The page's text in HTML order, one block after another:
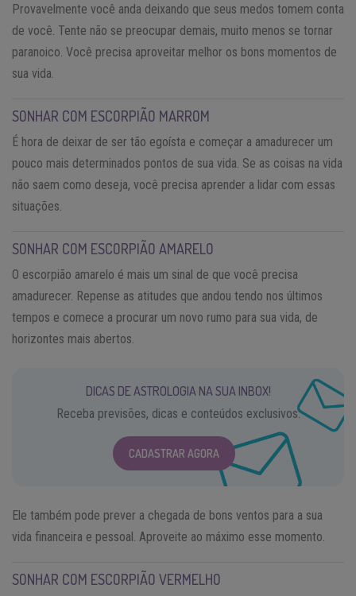
Provavelmente você anda deixando que seus medos tomem conta
de você. Tente não se preocupar demais, muito menos se tornar
paranoico. Você precisa aproveitar melhor os bons momentos de
sua vida.
SONHAR COM ESCORPIÃO MARROM
É hora de deixar de ser tão egoísta e começar a amadurecer um
pouco mais determinados pontos de sua vida. Se as coisas na vida
não saem como deseja, você precisa aprender a lidar com essas
situações.
SONHAR COM ESCORPIÃO AMARELO
O escorpião amarelo é mais um sinal de que você precisa
amadurecer. Repense as atitudes que andou tendo nos últimos
tempos e comece a procurar um novo rumo para sua vida, de
horizontes mais abertos.
DICAS DE ASTROLOGIA NA SUA INBOX!
Receba previsões, dicas e conteúdos exclusivos.
CADASTRAR AGORA
Ele também pode prever a chegada de bons ventos para a sua
vida financeira e pessoal. Aproveite ao máximo esse momento.
SONHAR COM ESCORPIÃO VERMELHO